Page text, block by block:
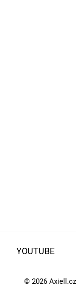
YOUTUBE
© 2026 Axiell.cz